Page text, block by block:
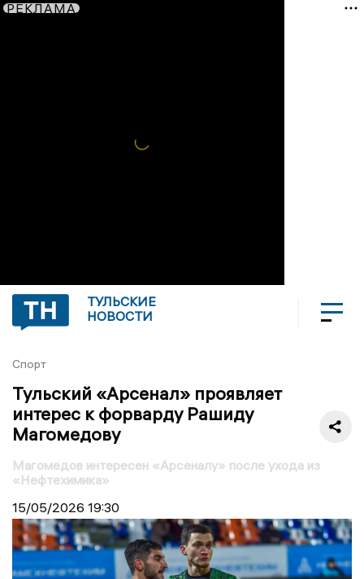
РЕКЛАМА
ТУЛЬСКИЕ
НОВОСТИ
Спорт
Тульский «Арсенал» проявляет
интерес к форварду Рашиду
Магомедову
Магомедов интересен «Арсеналу» после ухода из
«Нефтехимика»
15/05/2026 19:30